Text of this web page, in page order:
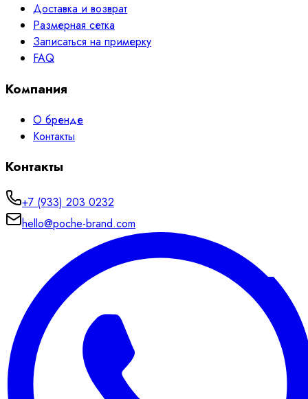
Доставка и возврат
Размерная сетка
Записаться на примерку
FAQ
Компания
О бренде
Контакты
Контакты
+7 (933) 203 0232
hello@poche-brand.com